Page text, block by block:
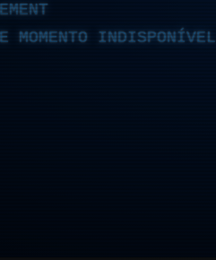
MOMENTO INDISPONÍVEL